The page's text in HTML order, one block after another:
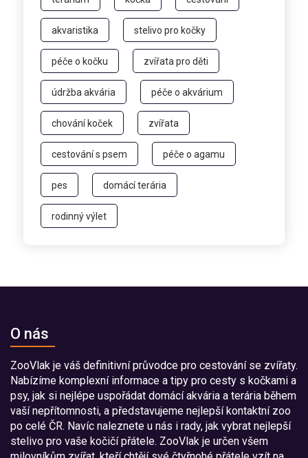
akvaristika stelivo pro kočky
péče o kočku zvířata pro děti
údržba akvária péče o akvárium
chování koček zvířata
cestování s psem péče o agamu
pes domácí terária
rodinný výlet
O nás
ZooVlak je váš definitivní průvodce pro cestování se zvířaty.
Nabízíme komplexní informace a tipy pro cesty s kočkami a
psy, jak si nejlépe uspořádat domácí akvária a terária během
vaší nepřítomnosti, a představujeme nejlepší kontaktní zoo
po celé ČR. Navíc naleznete u nás i rady, jak vybrat nejlepší
stelivo pro vaše kočičí přátele. ZooVlak je určen všem